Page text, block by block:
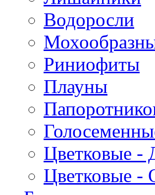
Водоросли
Риниофиты
Плауны
Цветковые -
Цветковые -